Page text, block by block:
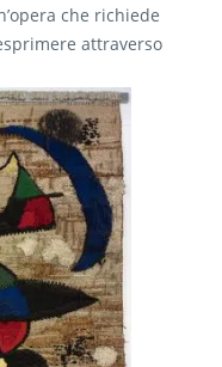
che richiede
attraverso